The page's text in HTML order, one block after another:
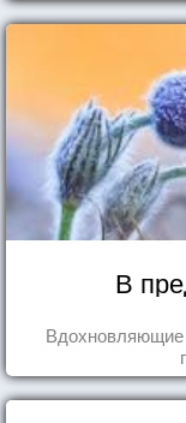
В
Вдохновляющие